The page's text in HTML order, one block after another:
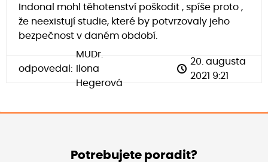
Indonal mohl těhotenství poškodit , spíše proto ,
že neexistují studie, které by potvrzovaly jeho
bezpečnost v daném období.
odpovedal:
MUDr.
Ilona
Hegerová
20. augusta
2021 9:21
Potrebujete poradit?